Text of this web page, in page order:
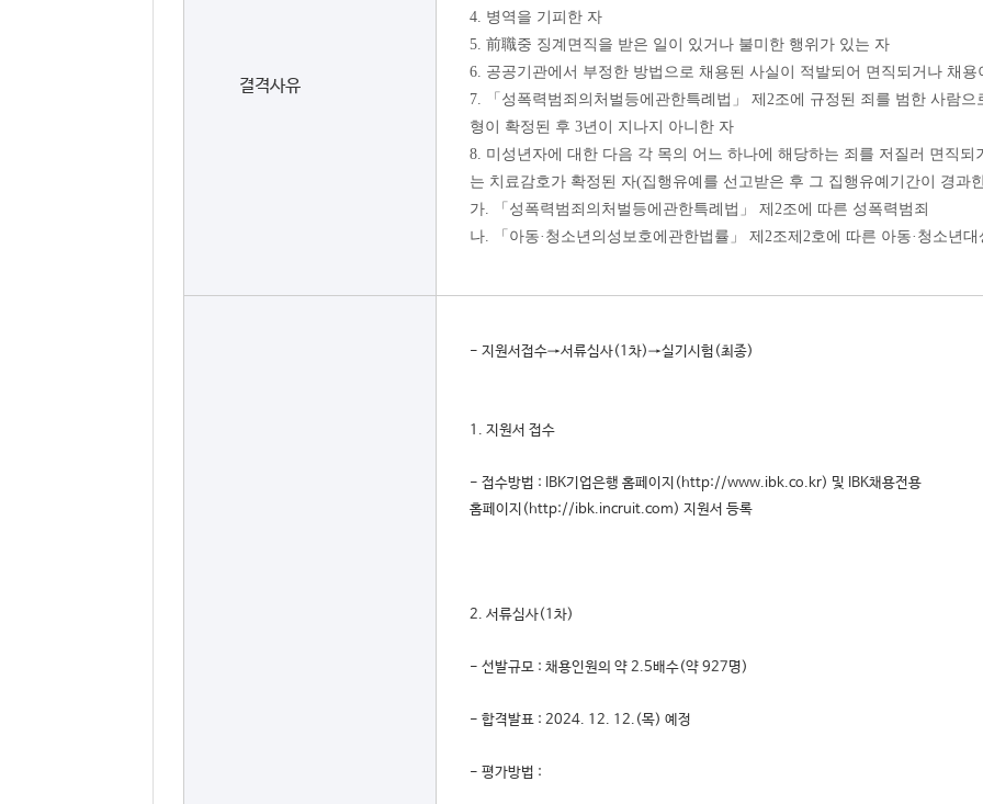
결격사유
4. 병역을 기피한 자
5. 前職중 징계면직을 받은 일이 있거나 불미한 행위가 있는 자
6. 공공기관에서 부정한 방법으로 채용된 사실이 적발되어 면직되거나 채용
7. 「성폭력범죄의처벌등에관한특례법」 제2조에 규정된 죄를 범한 사람
형이 확정된 후 3년이 지나지 아니한 자
8. 미성년자에 대한 다음 각 목의 어느 하나에 해당하는 죄를 저질러 면직
는 치료감호가 확정된 자(집행유예를 선고받은 후 그 집행유예기간이 경과
가. 「성폭력범죄의처벌등에관한특례법」 제2조에 따른 성폭력범죄
나. 「아동·청소년의성보호에관한법률」 제2조제2호에 따른 아동·청소년
- 지원서접수→서류심사(1차)→실기시험(최종)
1. 지원서 접수
- 접수방법 : IBK기업은행 홈페이지(http://www.ibk.co.kr) 및 IBK채용전용
홈페이지(http://ibk.incruit.com) 지원서 등록
2. 서류심사(1차)
- 선발규모 : 채용인원의 약 2.5배수(약 927명)
- 합격발표 : 2024. 12. 12.(목) 예정
- 평가방법 :